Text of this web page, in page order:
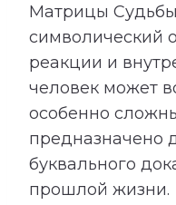
Матрицы
символический
реакции и
человек может
особенно
предназначено
буквального
прошлой жизни.